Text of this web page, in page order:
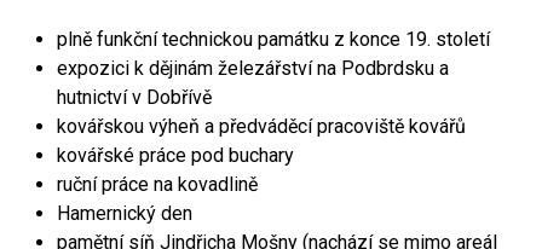
plně funkční technickou památku z konce 19. století
expozici k dějinám železářství na Podbrdsku a
hutnictví v Dobřívě
kovářskou výheň a předváděcí pracoviště kovářů
kovářské práce pod buchary
ruční práce na kovadlině
Hamernický den
pamětní síň Jindřicha Mošny (nachází se mimo areál